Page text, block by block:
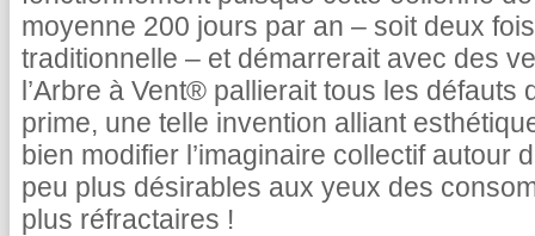
moyenne 200 jours par an – soit deux
traditionnelle – et démarrerait avec des
l’Arbre à Vent® pallierait tous les
prime, une telle invention alliant
bien modifier l’imaginaire collectif autour
peu plus désirables aux yeux des
plus réfractaires !